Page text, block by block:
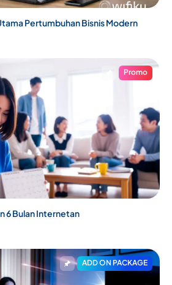
Pertumbuhan Bisnis Modern
Promo
6 Bulan Internetan
ADD ON PACKAGE